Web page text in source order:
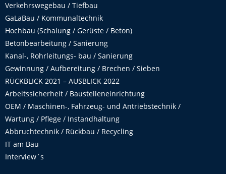
Verkehrswegebau / Tiefbau
GaLaBau / Kommunaltechnik
Hochbau (Schalung / Gerüste / Beton)
Betonbearbeitung / Sanierung
Kanal-, Rohrleitungs- bau / Sanierung
Gewinnung / Aufbereitung / Brechen / Sieben
RÜCKBLICK 2021 – AUSBLICK 2022
Arbeitssicherheit / Baustelleneinrichtung
OEM / Maschinen-, Fahrzeug- und Antriebstechnik /
Wartung / Pflege / Instandhaltung
Abbruchtechnik / Rückbau / Recycling
IT am Bau
Interview´s